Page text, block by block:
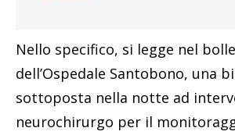
Nello specifico, si legge nel
dell’Ospedale Santobono, una
sottoposta nella notte ad
neurochirurgo per il